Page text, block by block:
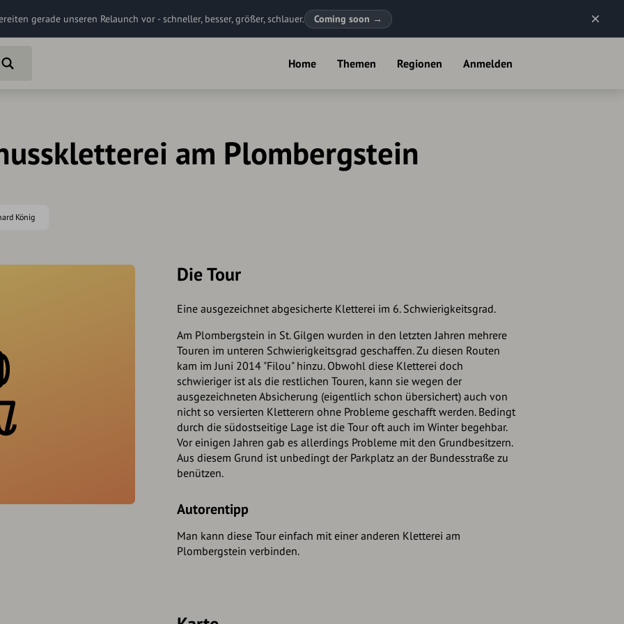
gerade unseren Relaunch vor - schneller, besser, größer, schlauer. Coming soon →
Home Themen Regionen Anmelden
am Plombergstein
König
Die Tour
Eine ausgezeichnet abgesicherte Kletterei im 6. Schwierigkeitsgrad.
Am Plombergstein in St. Gilgen wurden in den letzten Jahren mehrere
Touren im unteren Schwierigkeitsgrad geschaffen. Zu diesen Routen
kam im Juni 2014 "Filou" hinzu. Obwohl diese Kletterei doch
schwieriger ist als die restlichen Touren, kann sie wegen der
ausgezeichneten Absicherung (eigentlich schon übersichert) auch von
nicht so versierten Kletterern ohne Probleme geschafft werden. Bedingt
durch die südostseitige Lage ist die Tour oft auch im Winter begehbar.
Vor einigen Jahren gab es allerdings Probleme mit den Grundbesitzern.
Aus diesem Grund ist unbedingt der Parkplatz an der Bundesstraße zu
benützen.
Autorentipp
Man kann diese Tour einfach mit einer anderen Kletterei am
Plombergstein verbinden.